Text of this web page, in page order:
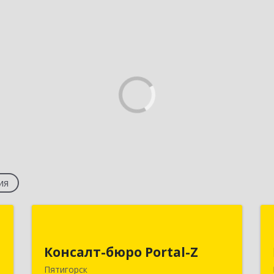
Консалт-бюро Portal-Z
Пятигорск
357502, Ставропольский край,
Пятигорск г, Козлова ул, дом № 24/4